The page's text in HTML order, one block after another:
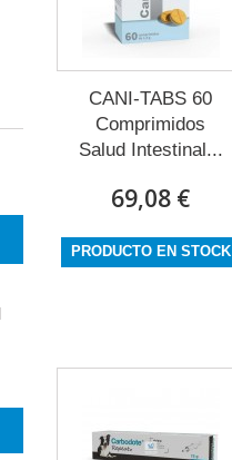
CANI-TABS 60
Comprimidos
Salud Intestinal...
69,08 €
PRODUCTO EN STOCK